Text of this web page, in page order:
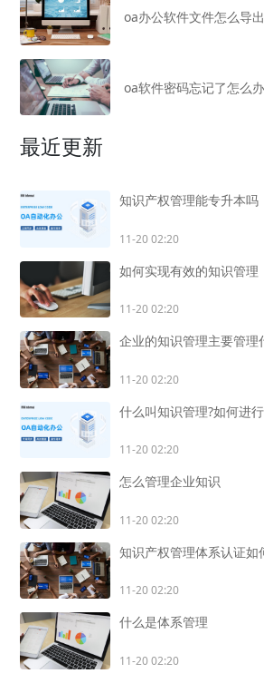
oa办公软件文件怎么导出
oa软件密码忘记了怎么办
最近更新
知识产权管理能专升本吗
11-20 02:20
如何实现有效的知识管理
11-20 02:20
企业的知识管理主要管理
11-20 02:20
什么叫知识管理?如何进
11-20 02:20
怎么管理企业知识
11-20 02:20
知识产权管理体系认证如
11-20 02:20
什么是体系管理
11-20 02:20